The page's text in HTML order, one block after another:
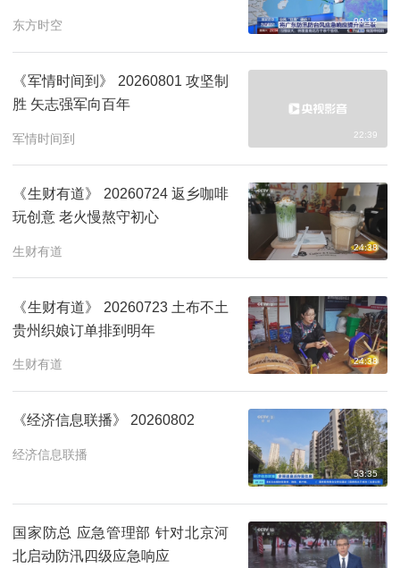
东方时空 00:12
《军情时间到》 20260801 攻坚制
胜 矢志强军向百年
军情时间到 22:39
《生财有道》 20260724 返乡咖啡
玩创意 老火慢熬守初心
生财有道 24:38
《生财有道》 20260723 土布不土
贵州织娘订单排到明年
生财有道 24:38
《经济信息联播》 20260802
经济信息联播
53:35
国家防总 应急管理部 针对北京河
北启动防汛四级应急响应